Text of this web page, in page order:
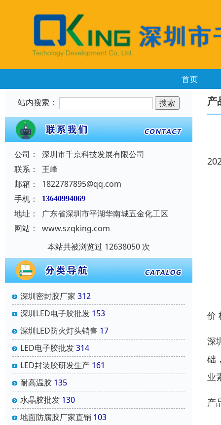
首页
站内搜索：
公司：
深圳市千京科技发展有限公司
联系：
王峰
邮箱：
1822787895@qq.com
手机：
13640994069
地址：
广东省深圳市平湖华南城五金化工区
网站：
www.szqking.com
本站共被浏览过 12638050 次
深圳密封胶厂家 312
深圳LED电子胶批发 153
深圳LED防火灯头销售 17
LED电子胶批发314
LED封装胶研发生产 161
耐高温胶 135
水晶胶批发 130
地面防腐胶厂家直销 103
产
价
深
础
业
产